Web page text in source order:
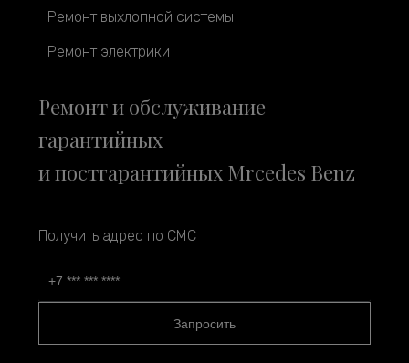
Ремонт выхлопной системы
Ремонт электрики
Ремонт и обслуживание
гарантийных
и постгарантийных Mrcedes Benz
Получить адрес по СМС
Запросить